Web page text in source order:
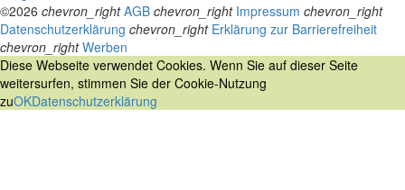
©2026 chevron_right AGB chevron_right Impressum chevron_right
Datenschutzerklärung chevron_right Erklärung zur Barrierefreiheit
chevron_right Werben
Diese Webseite verwendet Cookies. Wenn Sie auf dieser Seite
weitersurfen, stimmen Sie der Cookie-Nutzung
zuOKDatenschutzerklärung